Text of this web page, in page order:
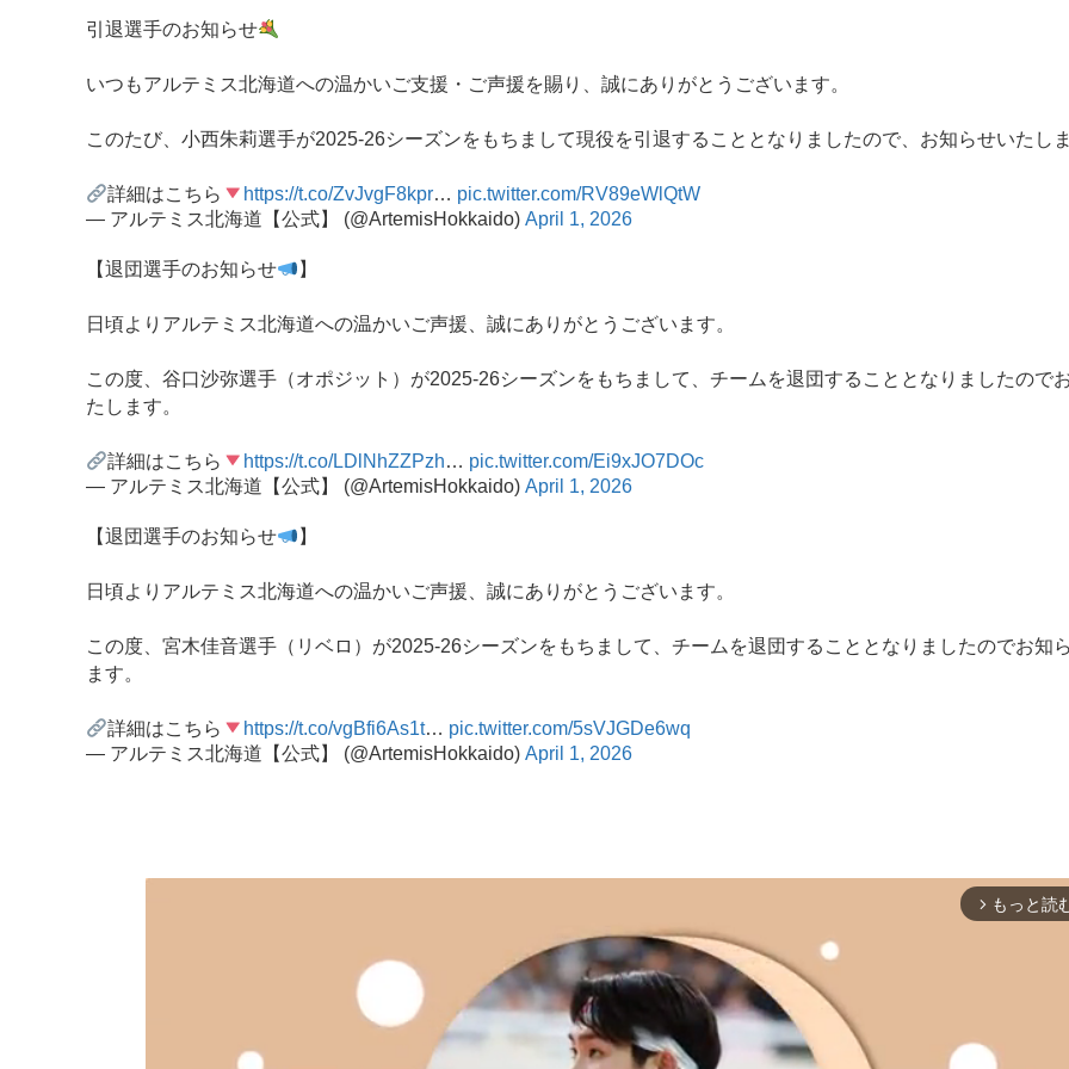
引退選手のお知らせ
いつもアルテミス北海道への温かいご支援・ご声援を賜り、誠にありがとうございます。
このたび、小西朱莉選手が2025-26シーズンをもちまして現役を引退することとなりましたので、お知らせいたしま
詳細はこちら https://t.co/ZvJvgF8kpr… pic.twitter.com/RV89eWlQtW
— アルテミス北海道【公式】 (@ArtemisHokkaido) April 1, 2026
【退団選手のお知らせ 】
日頃よりアルテミス北海道への温かいご声援、誠にありがとうございます。
この度、谷口沙弥選手（オポジット）が2025-26シーズンをもちまして、チームを退団することとなりましたので
たします。
詳細はこちら https://t.co/LDlNhZZPzh… pic.twitter.com/Ei9xJO7DOc
— アルテミス北海道【公式】 (@ArtemisHokkaido) April 1, 2026
【退団選手のお知らせ 】
日頃よりアルテミス北海道への温かいご声援、誠にありがとうございます。
この度、宮木佳音選手（リベロ）が2025-26シーズンをもちまして、チームを退団することとなりましたのでお知
ます。
詳細はこちら https://t.co/vgBfi6As1t… pic.twitter.com/5sVJGDe6wq
— アルテミス北海道【公式】 (@ArtemisHokkaido) April 1, 2026
arrow_forward_ios もっと読